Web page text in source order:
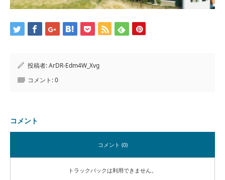
投稿者:ArDR-Edm4W_Xvg
コメント:0
コメント
コメント (0)
トラックバックは利用できません。